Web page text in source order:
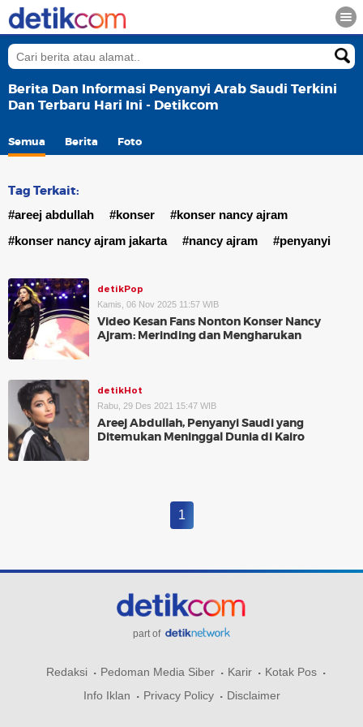
Berita Dan Informasi Penyanyi Arab Saudi Terkini
Dan Terbaru Hari Ini - Detikcom
Semua Berita Foto
Tag Terkait:
#areej abdullah #konser
#konser nancy ajram
#konser nancy ajram jakarta
#nancy ajram #penyanyi
detikPop
Kamis, 06 Nov 2025 11:57 WIB
Video Kesan Fans Nonton Konser Nancy
Ajram: Merinding dan Mengharukan
detikHot
Rabu, 29 Des 2021 15:47 WIB
Areej Abdullah, Penyanyi Saudi yang
Ditemukan Meninggal Dunia di Kairo
1
part of
Redaksi Pedoman Media Siber Karir
Kotak Pos
Info Iklan
Privacy Policy Disclaimer